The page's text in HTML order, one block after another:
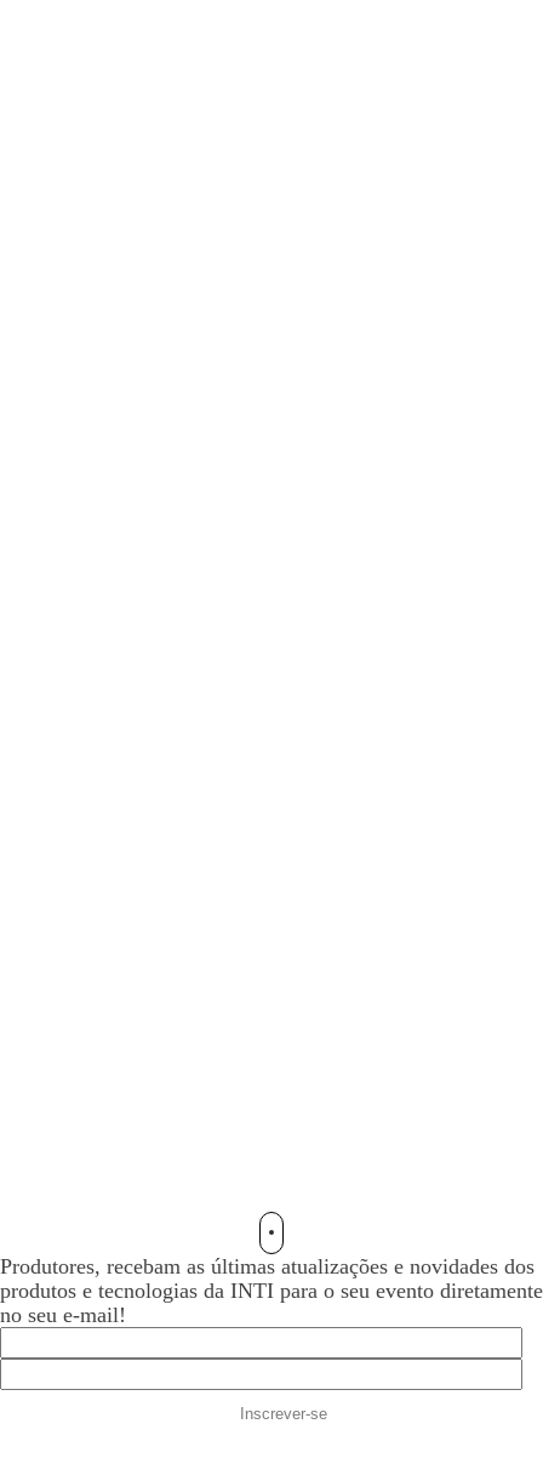
Produtores, recebam as últimas atualizações e novidades dos
produtos e tecnologias da INTI para o seu evento diretamente
no seu e-mail!